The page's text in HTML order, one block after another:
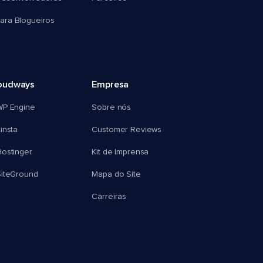
Blogueiros
Engine
Empresa
Sobre nós
Customer Reviews
Kit de Imprensa
Mapa do Site
Carreiras